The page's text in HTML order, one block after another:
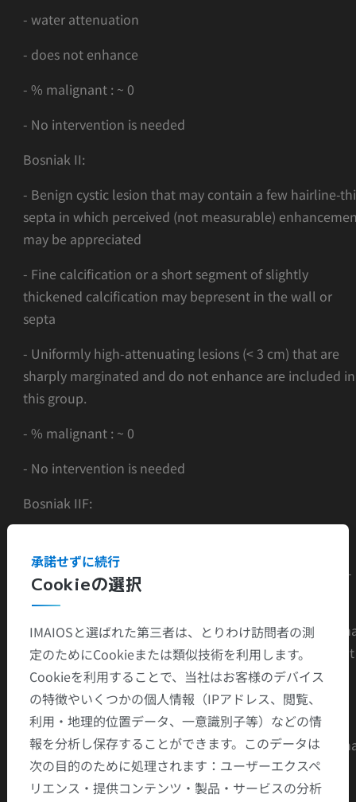
- water attenuation
- does not enhance
- % malignant : ~ 0
- No intervention is needed
Bosniak II:
- Benign cystic lesion that may contain a few hairline-
septa in which perceived (not measurable)
may be appreciated
- Fine calciﬁcation or a short segment of slightly
thickened calciﬁcation may bepresent in the wall or
septa
- Uniformly high-attenuating lesions (< 3 cm) that are
sharply marginated and do not enhance are included in
this group.
- % malignant : ~ 0
- No intervention is needed
Bosniak IIF:
Perceived (not measurable) enhancement of a hairline-
thin smooth septum or wall can be identiﬁed;
- Possible minimal thickening of wall or septa, which
contain calciﬁcation that may be thick and nodular, but
no measurable contrast enhancement is present
- No enhancing soft-tissue components
- Totally intrarenal nonenhancing high-attenuating
lesions (>3 cm) also included in this category(lesions
generally well marginated)
Cookieの選択
承諾せずに続行
IMAIOSと選ばれた第三者は、とりわけ訪問者の測
定のためにCookieまたは類似技術を利用します。
Cookieを利用することで、当社はお客様のデバイス
の特徴やいくつかの個人情報（IPアドレス、閲覧、
利用・地理的位置データ、一意識別子等）などの情
報を分析し保存することができます。このデータは
次の目的のために処理されます：ユーザーエクスペ
リエンス・提供コンテンツ・製品・サービスの分析